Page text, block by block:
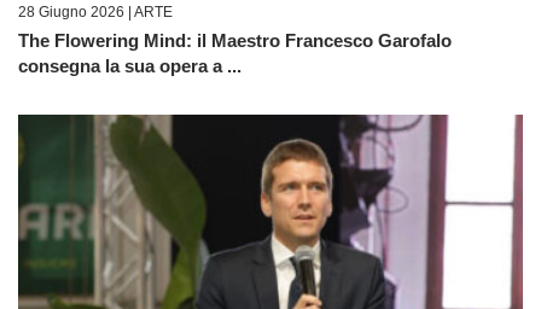
28 Giugno 2026 | ARTE
The Flowering Mind: il Maestro Francesco Garofalo
consegna la sua opera a ...